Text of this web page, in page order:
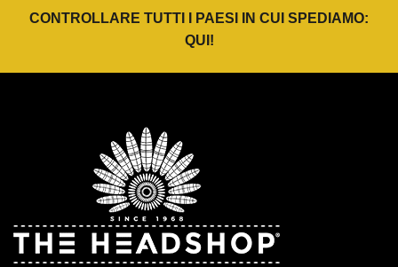
CONTROLLARE TUTTI I PAESI IN CUI SPEDIAMO:
QUI !